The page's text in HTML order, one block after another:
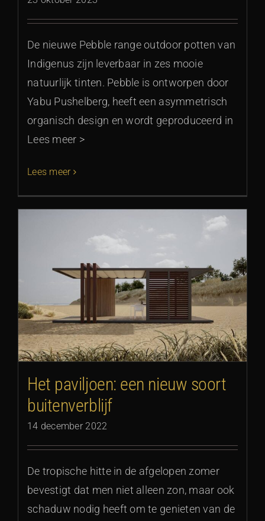
De nieuwe Pebble range outdoor potten van
Indigenus zijn leverbaar in zes mooie
natuurlijk tinten. Pebble is ontworpen door
Yabu Pushelberg, heeft een asymmetrisch
organisch design en wordt geproduceerd in
Lees meer >
Lees meer
Het paviljoen: een nieuw soort
buitenverblijf
14 december 2022
De tropische hitte in de afgelopen zomer
bevestigt dat men niet alleen zon, maar ook
schaduw nodig heeft om te genieten van de